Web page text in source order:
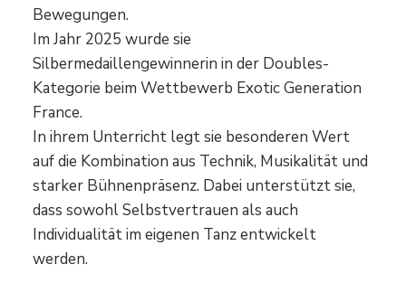
Bewegungen.
Im Jahr 2025 wurde sie
Silbermedaillengewinnerin in der Doubles-
Kategorie beim Wettbewerb Exotic Generation
France.
In ihrem Unterricht legt sie besonderen Wert
auf die Kombination aus Technik, Musikalität und
starker Bühnenpräsenz. Dabei unterstützt sie,
dass sowohl Selbstvertrauen als auch
Individualität im eigenen Tanz entwickelt
werden.